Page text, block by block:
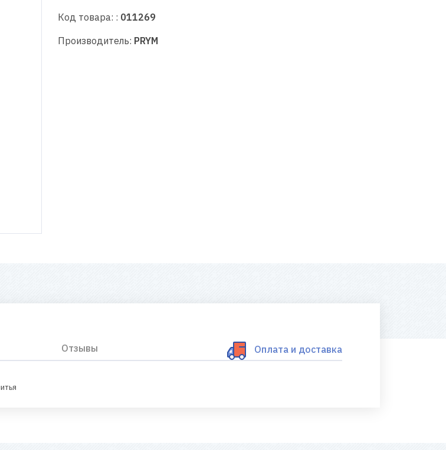
Код товара: : 011269
Производитель: PRYM
Отзывы Оплата и доставка